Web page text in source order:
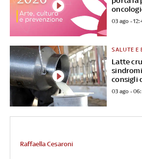
03 ago -
Latte
consigli
SALUTE E
03 ago -
Raffaella Cesaroni